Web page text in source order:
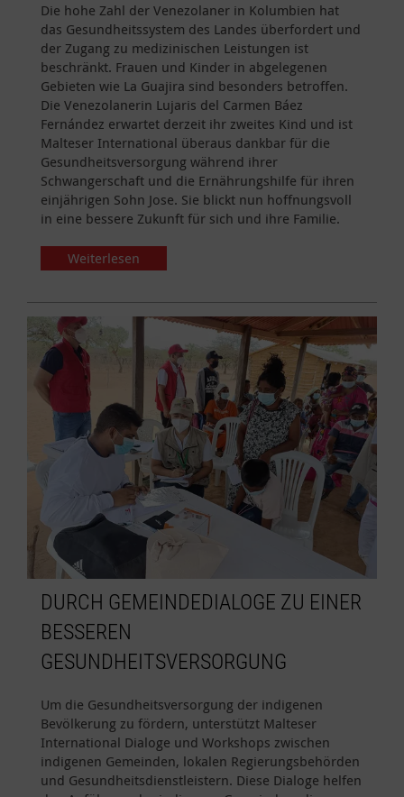
Die hohe Zahl der Venezolaner in Kolumbien hat
das Gesundheitssystem des Landes überfordert und
der Zugang zu medizinischen Leistungen ist
beschränkt. Frauen und Kinder in abgelegenen
Gebieten wie La Guajira sind besonders betroffen.
Die Venezolanerin Lujaris del Carmen Báez
Fernández erwartet derzeit ihr zweites Kind und ist
Malteser International überaus dankbar für die
Gesundheitsversorgung während ihrer
Schwangerschaft und die Ernährungshilfe für ihren
einjährigen Sohn Jose. Sie blickt nun hoffnungsvoll
in eine bessere Zukunft für sich und ihre Familie.
Weiterlesen
DURCH GEMEINDEDIALOGE ZU EINER
BESSEREN
GESUNDHEITSVERSORGUNG
Um die Gesundheitsversorgung der indigenen
Bevölkerung zu fördern, unterstützt Malteser
International Dialoge und Workshops zwischen
indigenen Gemeinden, lokalen Regierungsbehörden
und Gesundheitsdienstleistern. Diese Dialoge helfen